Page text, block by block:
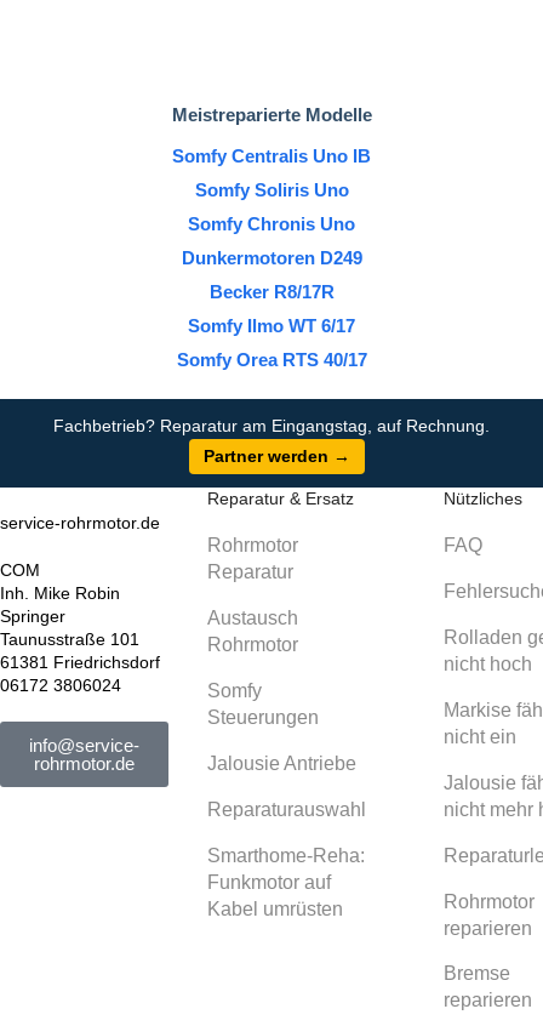
Meistreparierte Modelle
Somfy Centralis Uno IB
Somfy Soliris Uno
Somfy Chronis Uno
Dunkermotoren D249
Becker R8/17R
Somfy Ilmo WT 6/17
Somfy Orea RTS 40/17
Fachbetrieb? Reparatur am Eingangstag, auf Rechnung.
Partner werden →
service-rohrmotor.de
COM
Inh. Mike Robin
Springer
Taunusstraße 101
61381 Friedrichsdorf
06172 3806024
info@service-
rohrmotor.de
Reparatur & Ersatz
Rohrmotor
Reparatur
Austausch
Rohrmotor
Somfy
Steuerungen
Jalousie Antriebe
Reparaturauswahl
Smarthome-Reha:
Funkmotor auf
Kabel umrüsten
Nützliches
FAQ
Rolladen
nicht hoch
Markise
nicht ein
Jalousie
nicht mehr
Rohrmotor
reparieren
Bremse
reparieren